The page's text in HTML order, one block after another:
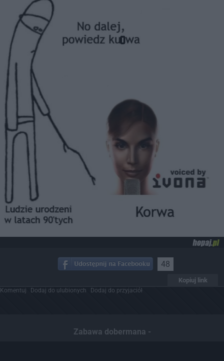
48
Kopiuj link
Komentuj Dodaj do ulubionych Dodaj do przyjaciół
Zabawa dobermana -